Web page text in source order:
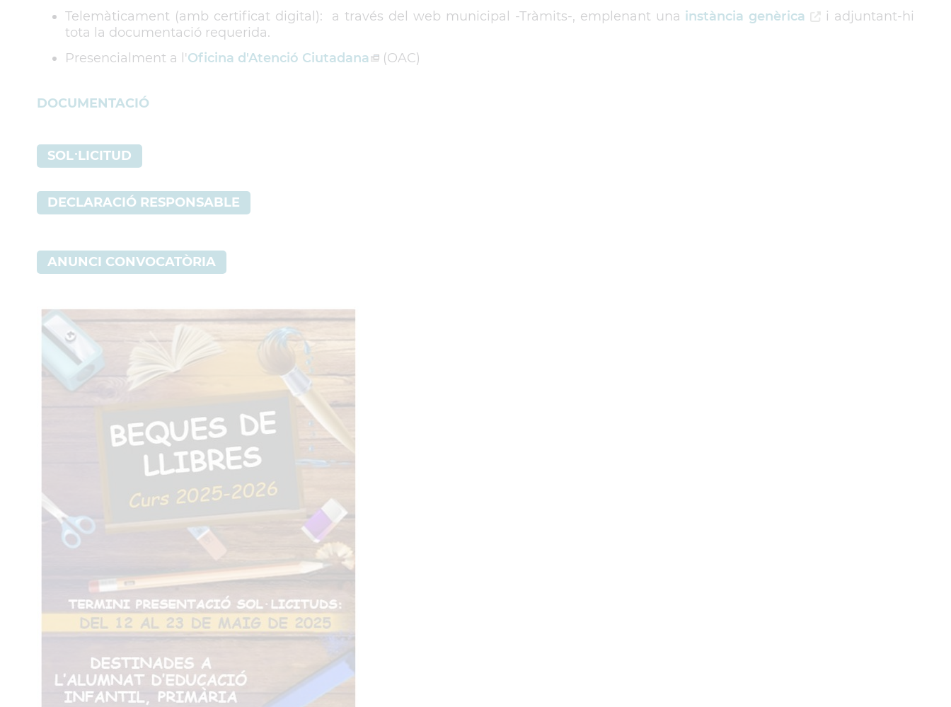
Telemàticament (amb certificat digital): a través del web municipal -Tràmits-, emplenant una instància genèrica
i adjuntant-hi
tota la documentació requerida.
Presencialment a l'Oficina d'Atenció Ciutadana (OAC)
DOCUMENTACIÓ
SOL·LICITUD
DECLARACIÓ RESPONSABLE
ANUNCI CONVOCATÒRIA